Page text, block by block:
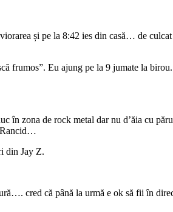
și pe la 8:42 ies din casă… de
frumos”. Eu ajung pe la 9 jumate la
în zona de rock metal dar nu d’ăia cu
Rancid…
din Jay Z.
cred că până la urmă e ok să fii în